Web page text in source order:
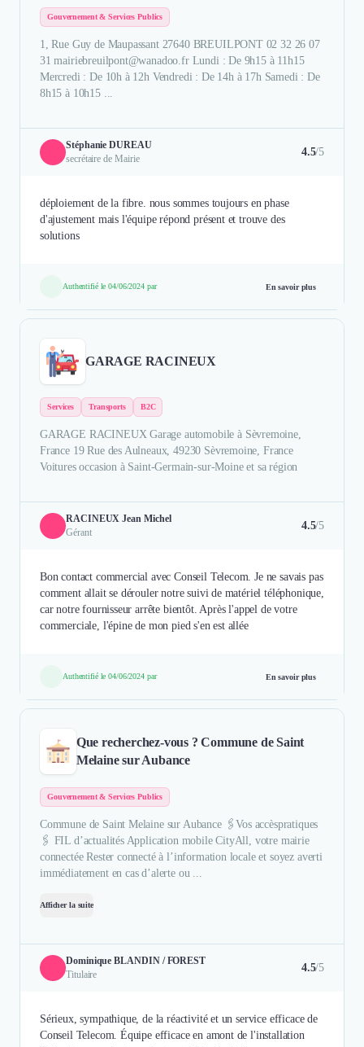
Gouvernement & Services Publics
1, Rue Guy de Maupassant 27640 BREUILPONT 02 32 26 07
31 mairiebreuilpont@wanadoo.fr Lundi : De 9h15 à 11h15
Mercredi : De 10h à 12h Vendredi : De 14h à 17h Samedi : De
8h15 à 10h15 ...
Stéphanie DUREAU
secrétaire de Mairie
4.5/5
déploiement de la fibre. nous sommes toujours en phase
d'ajustement mais l'équipe répond présent et trouve des
solutions
Authentifié le 04/06/2024 par En savoir plus
GARAGE RACINEUX
Services Transports B2C
GARAGE RACINEUX Garage automobile à Sèvremoine,
France 19 Rue des Aulneaux, 49230 Sèvremoine, France
Voitures occasion à Saint-Germain-sur-Moine et sa région
RACINEUX Jean Michel
Gérant
4.5/5
Bon contact commercial avec Conseil Telecom. Je ne savais pas
comment allait se dérouler notre suivi de matériel téléphonique,
car notre fournisseur arrête bientôt. Après l'appel de votre
commerciale, l'épine de mon pied s'en est allée
Authentifié le 04/06/2024 par En savoir plus
Que recherchez-vous ? Commune de Saint
Melaine sur Aubance
Gouvernement & Services Publics
Commune de Saint Melaine sur Aubance 🖇Vos accèspratiques
🖇 FIL d’actualités Application mobile CityAll, votre mairie
connectée Rester connecté à l’information locale et soyez averti
immédiatement en cas d’alerte ou ...
Afficher la suite
Dominique BLANDIN / FOREST
Titulaire
4.5/5
Sérieux, sympathique, de la réactivité et un service efficace de
Conseil Telecom. Équipe efficace en amont de l'installation